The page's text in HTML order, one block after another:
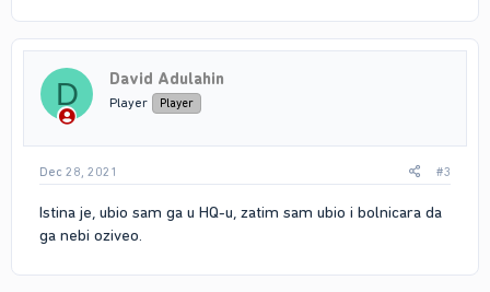
D David Adulahin
Player Player
Dec 28, 2021 #3
Istina je, ubio sam ga u HQ-u, zatim sam ubio i bolnicara da
ga nebi oziveo.